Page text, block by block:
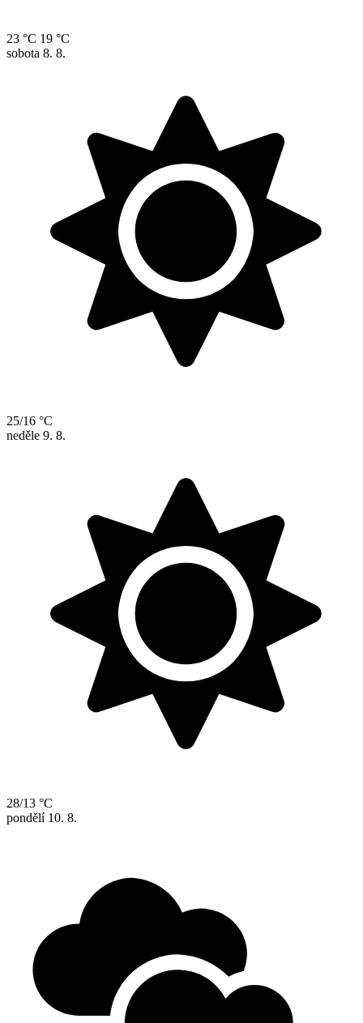
23 °C 19 °C
sobota 8. 8.
25/16 °C
neděle 9. 8.
28/13 °C
pondělí 10. 8.